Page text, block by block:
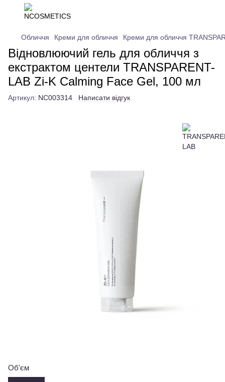
Обличчя Креми для обличчя Креми для обличчя
Відновлюючий гель для обличчя з
екстрактом центели TRANSPARENT-
LAB Zi-K Calming Face Gel, 100 мл
Артикул: NC003314 Написати відгук
Об'єм